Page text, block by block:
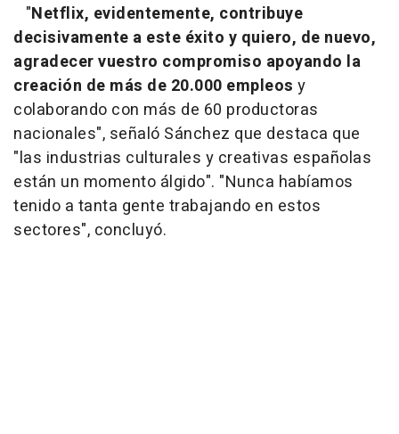
"Netflix, evidentemente, contribuye
decisivamente a este éxito y quiero, de nuevo,
agradecer vuestro compromiso apoyando la
creación de más de 20.000 empleos y
colaborando con más de 60 productoras
nacionales", señaló Sánchez que destaca que
"las industrias culturales y creativas españolas
están un momento álgido". "Nunca habíamos
tenido a tanta gente trabajando en estos
sectores", concluyó.